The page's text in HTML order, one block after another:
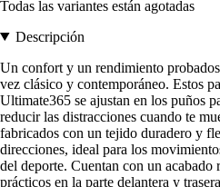
Todas las variantes están agotadas
Descripción
Un confort y un rendimiento
vez clásico y contemporáneo. Estos
Ultimate365 se ajustan en los puños
reducir las distracciones cuando te
fabricados con un tejido duradero y
direcciones, ideal para los
del deporte. Cuentan con un acabado
prácticos en la parte delantera y